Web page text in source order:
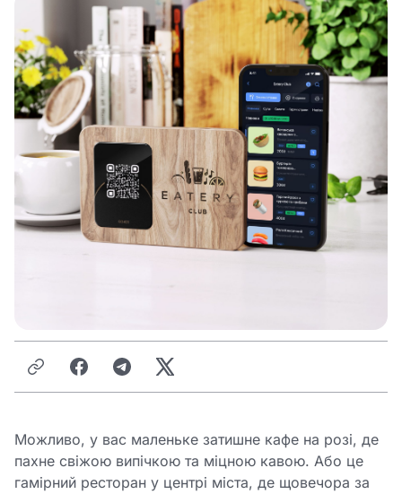
Можливо, у вас маленьке затишне кафе на розі, де
пахне свіжою випічкою та міцною кавою. Або це
гамірний ресторан у центрі міста, де щовечора за